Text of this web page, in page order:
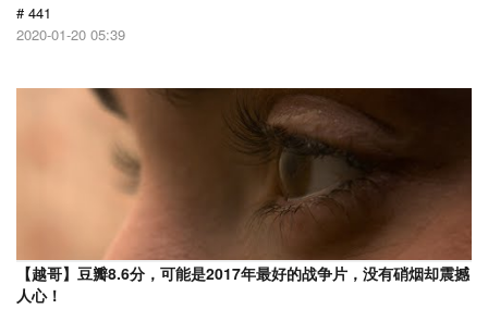
# 441
2020-01-20 05:39
【越哥】豆瓣8.6分，可能是2017年最好的战争片，没有硝烟却震撼
人心！